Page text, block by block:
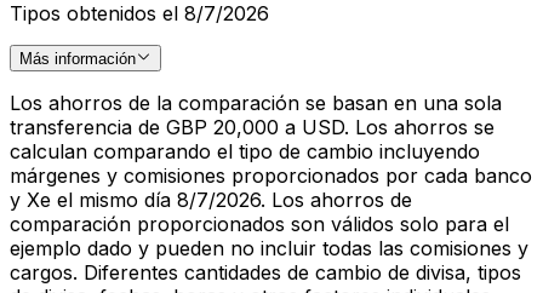
Tipos obtenidos el 8/7/2026
Más información
Los ahorros de la comparación se basan en una sola
transferencia de GBP 20,000 a USD. Los ahorros se
calculan comparando el tipo de cambio incluyendo
márgenes y comisiones proporcionados por cada banco
y Xe el mismo día 8/7/2026. Los ahorros de
comparación proporcionados son válidos solo para el
ejemplo dado y pueden no incluir todas las comisiones y
cargos. Diferentes cantidades de cambio de divisa, tipos